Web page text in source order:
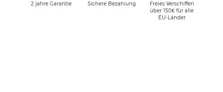
2 jahre Garantie Sichere Bezahiung
Freies Verschiffen
über 150€ für alle
EU-Länder